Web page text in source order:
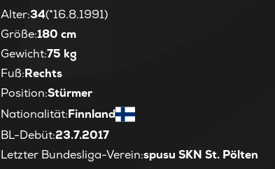
Alter:34(*16.8.1991)
Größe:180 cm
Gewicht:75 kg
Fuß:Rechts
Position:Stürmer
Nationalität:Finnland
BL-Debüt:23.7.2017
Letzter Bundesliga-Verein:spusu SKN St. Pölten